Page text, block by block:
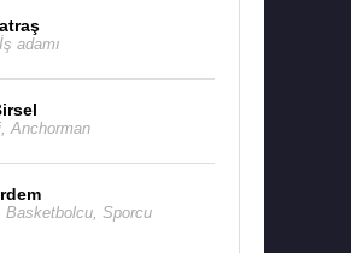
İş adamı
Anchorman
Basketbolcu Sporcu